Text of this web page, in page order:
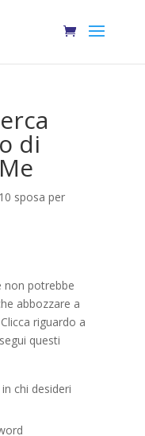
di
sposa per
non potrebbe
abbozzare a
riguardo a
questi
chi desideri